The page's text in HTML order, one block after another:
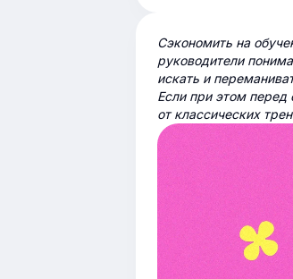
Сэкономить на
руководители
искать и
Если при этом перед
от классических